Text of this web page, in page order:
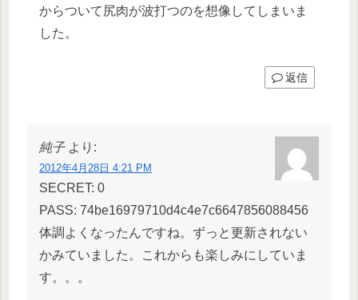
からついて尻肉が波打つのを想像してしまいま
した。
返信
純子 より:
2012年4月28日 4:21 PM
SECRET: 0
PASS: 74be16979710d4c4e7c6647856088456
体調よくなったんですね。ずっと更新されない
かみていました。これからも楽しみにしていま
す。。。